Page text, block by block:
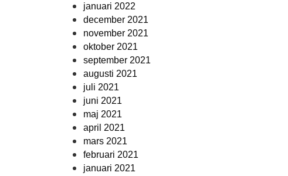
januari 2022
december 2021
november 2021
oktober 2021
september 2021
augusti 2021
juli 2021
juni 2021
maj 2021
april 2021
mars 2021
februari 2021
januari 2021